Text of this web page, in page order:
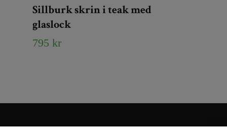
Sillburk skrin i teak med
glaslock
795 kr